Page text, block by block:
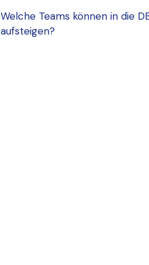
Welche Teams können in die
aufsteigen?